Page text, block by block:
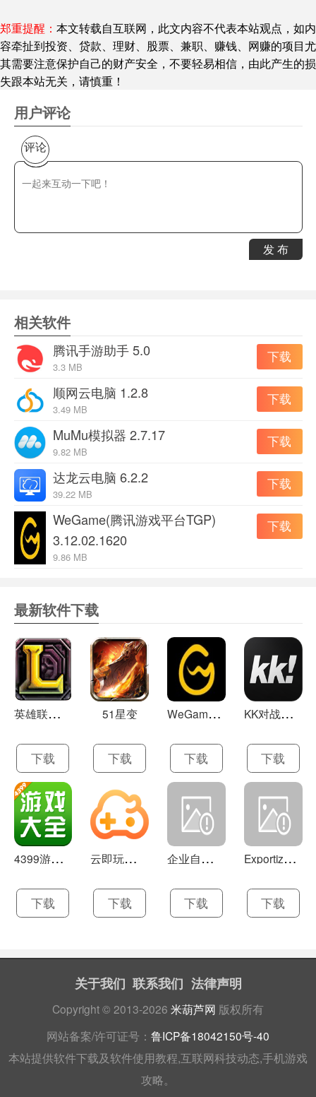
聚合黑科技云端电脑：线上网咖云端超级游戏主机，渣渣
机玩高配置大作、无需下载、更新全部一点即玩
为Steam用户购买游戏，同步Steam游戏，支持账号防
盗，自动领取限免游戏等功能。
无限兼容：集成腾讯摸拟器内核+雷电内核，支持微信、安
卓、IOS帐号登录游戏，流畅、稳定，带来远超手机的超
爽体验
云即玩游戏盒主要功能:
1、手游任性的无限多开，挂机、小号，不受限制
3、跨端数据互通：手游、端游无论电脑和手机上玩数据共
4、使用键盘/鼠标/手柄玩游戏、操作丝般顺滑、秒杀手机
云即玩游戏盒1.0.3.3
1.加大包体，使云即玩支持H5游戏
2.新增游戏助手标签，内附菜单栏【自定义是否cef内核加
载】
云即玩游戏盒1.0.3.1
1.加大包体，使云即玩支持H5游戏
2.新增游戏助手标签，内附菜单栏【自定义是否cef内核加
载】
云即玩游戏盒1.0.3更新内容
3.修复删除游戏，会删除本地apk。改成只删除
YunGameDownload目录下文件
郑重提醒： 本文转载自互联网，此文内容不代表本站观点，如内
容牵扯到投资、贷款、理财、股票、兼职、赚钱、网赚的项目尤
其需要注意保护自己的财产安全，不要轻易相信，由此产生的损
失跟本站无关，请慎重！
用户评论
评论
发 布
相关软件
腾讯手游助手 5.0
3.3 MB
下载
顺网云电脑 1.2.8
3.49 MB
下载
MuMu模拟器 2.7.17
9.82 MB
下载
达龙云电脑 6.2.2
39.22 MB
下载
WeGame(腾讯游戏平台TGP)
3.12.02.1620
9.86 MB
下载
最新软件下载
英
雄联盟LOL 13.21
下载
51星变
下载
W
eGame(腾讯游戏平台TGP) 5.10.19.1000
下载
K
K对战平台 1.0.1
下载
4
399游戏盒 官方下载 7.9.1
下载
云
即玩游戏盒 1.0.5.4
下载
企
业自助建站系统 9.0
下载
E
xportizer 9.0.8
下载
关于我们 联系我们 法律声明
Copyright © 2013-2026 米葫芦网 版权所有
网站备案/许可证号： 鲁ICP备18042150号-40
本站提供软件下载及软件使用教程,互联网科技动态,手机游戏
攻略。